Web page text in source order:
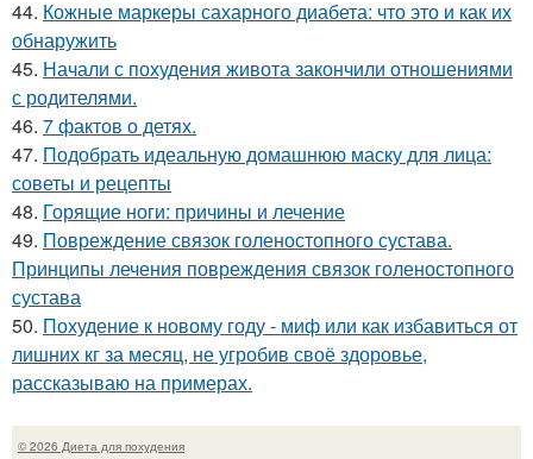
44. Кожные маркеры сахарного диабета: что это и как их
обнаружить
45. Начали с похудения живота закончили отношениями
с родителями.
46. 7 фактов о детях.
47. Подобрать идеальную домашнюю маску для лица:
советы и рецепты
48. Горящие ноги: причины и лечение
49. Повреждение связок голеностопного сустава.
Принципы лечения повреждения связок голеностопного
сустава
50. Похудение к новому году - миф или как избавиться от
лишних кг за месяц, не угробив своё здоровье,
рассказываю на примерах.
© 2026 Диета для похудения